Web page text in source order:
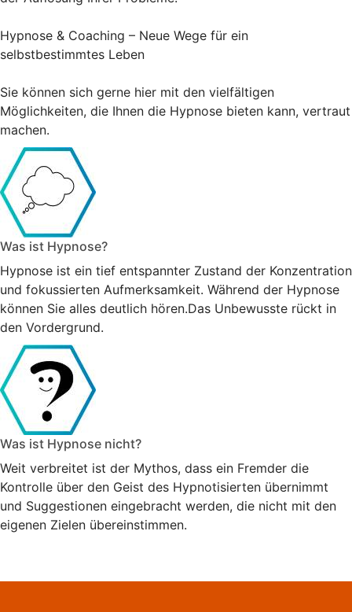
Hypnose & Coaching – Neue Wege für ein
selbstbestimmtes Leben
Sie können sich gerne hier mit den vielfältigen
Möglichkeiten, die Ihnen die Hypnose bieten kann, vertraut
machen.
Was ist Hypnose?
Hypnose ist ein tief entspannter Zustand der Konzentration
und fokussierten Aufmerksamkeit. Während der Hypnose
können Sie alles deutlich hören.Das Unbewusste rückt in
den Vordergrund.
Was ist Hypnose nicht?
Weit verbreitet ist der Mythos, dass ein Fremder die
Kontrolle über den Geist des Hypnotisierten übernimmt
und Suggestionen eingebracht werden, die nicht mit den
eigenen Zielen übereinstimmen.